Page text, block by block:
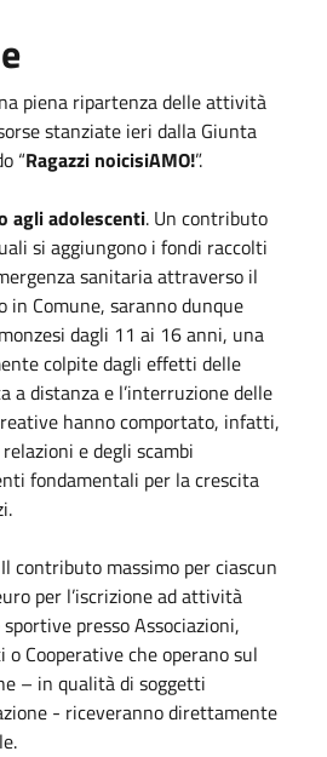
piena ripartenza delle attività
stanziate ieri dalla Giunta
“Ragazzi noicisiAMO!”.
agli adolescenti. Un contributo
si aggiungono i fondi raccolti
sanitaria attraverso il
in Comune, saranno dunque
dagli 11 ai 16 anni, una
colpite dagli effetti delle
a distanza e l’interruzione delle
hanno comportato, infatti,
e degli scambi
fondamentali per la crescita
contributo massimo per ciascun
per l’iscrizione ad attività
presso Associazioni,
Cooperative che operano sul
– in qualità di soggetti
- riceveranno direttamente